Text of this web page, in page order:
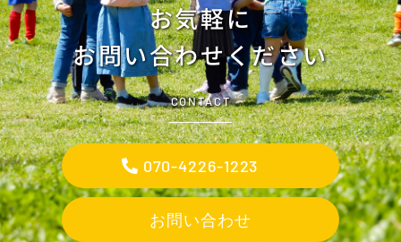
お気軽に
お問い合わせください
CONTACT
070-4226-1223
お問い合わせ